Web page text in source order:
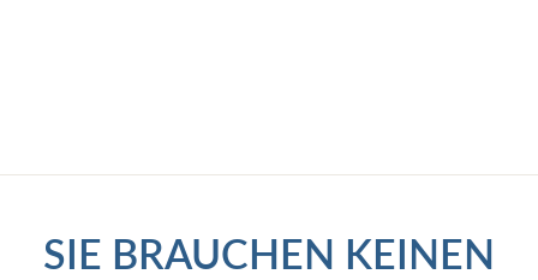
SIE BRAUCHEN KEINEN